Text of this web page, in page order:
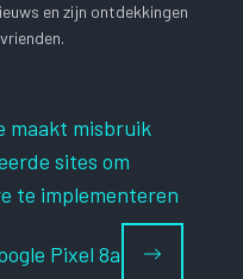
en zijn ontdekkingen
maakt misbruik
sites om
te implementeren
Pixel 8a